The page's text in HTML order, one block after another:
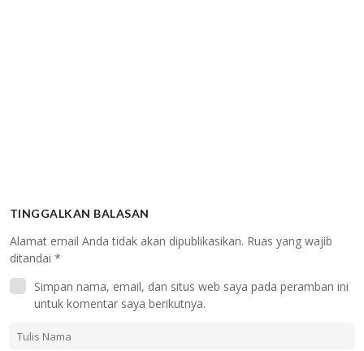
TINGGALKAN BALASAN
Alamat email Anda tidak akan dipublikasikan. Ruas yang wajib
ditandai *
Simpan nama, email, dan situs web saya pada peramban ini
untuk komentar saya berikutnya.